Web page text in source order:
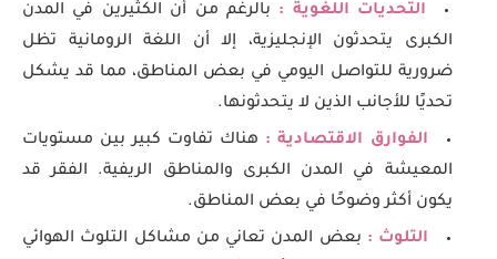
التحديات اللغوية : بالرغم من أن الكثيرين في المدن
الكبرى يتحدثون الإنجليزية، إلا أن اللغة الرومانية تظل
ضرورية للتواصل اليومي في بعض المناطق، مما قد يشكل
تحديًا للأجانب الذين لا يتحدثونها.
الفوارق الاقتصادية : هناك تفاوت كبير بين مستويات
المعيشة في المدن الكبرى والمناطق الريفية. الفقر قد
يكون أكثر وضوحًا في بعض المناطق.
التلوث : بعض المدن تعاني من مشاكل التلوث الهوائي